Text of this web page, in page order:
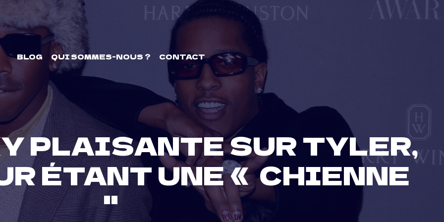
BLOG QUI SOMMES-NOUS ? CONTACT
PLAISANTE SUR TYLER,
ÉTANT UNE « CHIENNE
''